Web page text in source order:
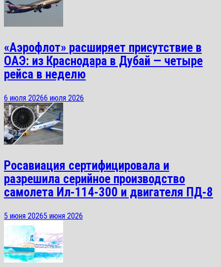
«Аэрофлот» расширяет присутствие в
ОАЭ: из Краснодара в Дубай — четыре
рейса в неделю
6 июля 20266 июля 2026
Росавиация сертифицировала и
разрешила серийное производство
самолета Ил-114-300 и двигателя ПД-8
5 июня 20265 июня 2026